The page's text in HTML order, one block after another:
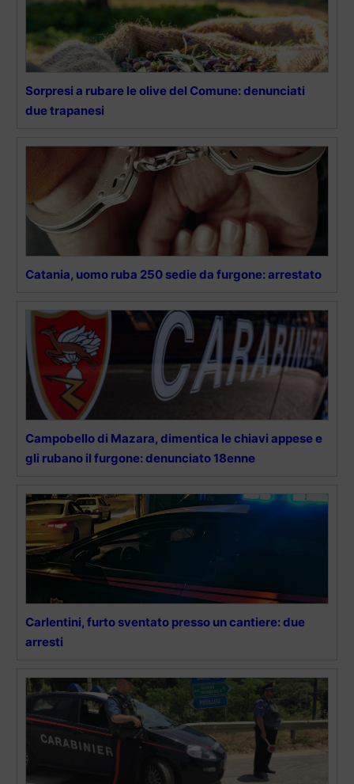
Sorpresi a rubare le olive del Comune: denunciati
due trapanesi
Catania, uomo ruba 250 sedie da furgone: arrestato
Campobello di Mazara, dimentica le chiavi appese e
gli rubano il furgone: denunciato 18enne
Carlentini, furto sventato presso un cantiere: due
arresti